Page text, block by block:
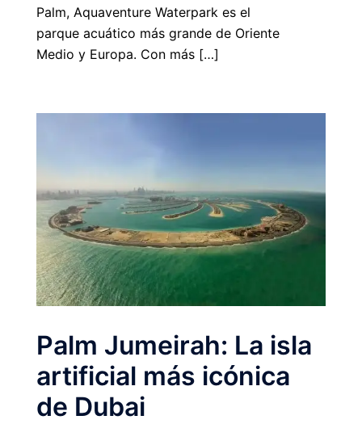
Palm, Aquaventure Waterpark es el
parque acuático más grande de Oriente
Medio y Europa. Con más […]
Palm Jumeirah: La isla
artificial más icónica
de Dubai